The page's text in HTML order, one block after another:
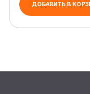
ДОБАВИТЬ В